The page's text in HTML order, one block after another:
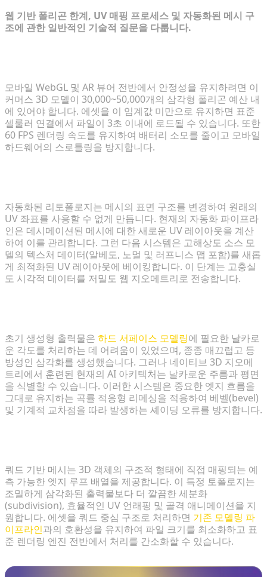
웹 기반 폴리곤 한계, UV 매핑 프로세스 및 자동화된 메시 구
조에 관한 일반적인 기술적 질문을 다룹니다.
모바일 WebGL 및 AR 뷰어 전반에서 안정성을 유지하려면 이
커머스 3D 모델이 30,000~50,000개의 삼각형 폴리곤 예산 내
에 있어야 합니다. 에셋을 이 임계값 미만으로 유지하면 표준
셀룰러 연결에서 파일이 3초 이내에 로드될 수 있습니다. 또한
60 FPS 렌더링 속도를 유지하여 배터리 소모를 줄이고 모바일
하드웨어의 스로틀링을 방지합니다.
자동화된 리토폴로지는 메시의 표면 구조를 변경하여 원래의
UV 좌표를 사용할 수 없게 만듭니다. 현재의 자동화 파이프라
인은 데시메이션된 메시에 대한 새로운 UV 레이아웃을 계산
하여 이를 관리합니다. 그런 다음 시스템은 고해상도 소스 모
델의 텍스처 데이터(알베도, 노멀 및 러프니스 맵 포함)를 새롭
게 최적화된 UV 레이아웃에 베이킹합니다. 이 단계는 고충실
도 시각적 데이터를 저밀도 웹 지오메트리로 전송합니다.
초기 생성형 출력물은 하드 서페이스 모델링에 필요한 날카로
운 각도를 처리하는 데 어려움이 있었으며, 종종 매끄럽고 등
방성인 삼각화를 생성했습니다. 그러나 네이티브 3D 지오메
트리에서 훈련된 현재의 AI 아키텍처는 날카로운 주름과 평면
을 식별할 수 있습니다. 이러한 시스템은 중요한 엣지 흐름을
그대로 유지하는 곡률 적응형 리메싱을 적용하여 베벨(bevel)
및 기계적 교차점을 따라 발생하는 셰이딩 오류를 방지합니다.
쿼드 기반 메시는 3D 객체의 구조적 형태에 직접 매핑되는 예
측 가능한 엣지 루프 배열을 제공합니다. 이 특정 토폴로지는
조밀하게 삼각화된 출력물보다 더 깔끔한 세분화
(subdivision), 효율적인 UV 언래핑 및 골격 애니메이션을 지
원합니다. 에셋을 쿼드 중심 구조로 처리하면 기존 모델링 파
이프라인과의 호환성을 유지하여 파일 크기를 최소화하고 표
준 렌더링 엔진 전반에서 처리를 간소화할 수 있습니다.